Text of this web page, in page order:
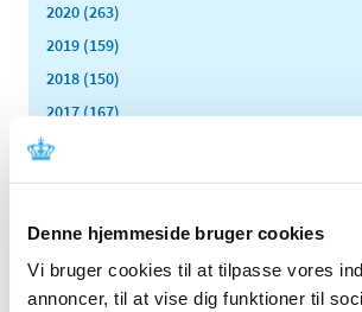
Denne hjemmeside bruger cookies
Vi bruger cookies til at tilpasse vores
annoncer, til at vise dig funktioner til
2020 (263)
2019 (159)
2018 (150)
2017 (167)
2016 (167)
2015 (33)
2013 (49)
december (4)
november (5)